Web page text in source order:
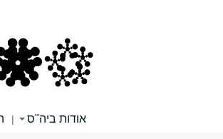
אודות ביה"ס |